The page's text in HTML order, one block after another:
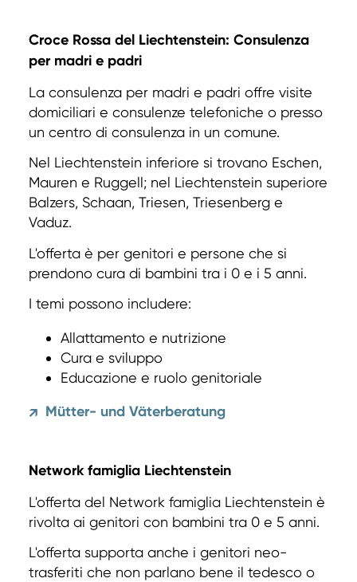
Croce Rossa del Liechtenstein: Consulenza
per madri e padri
La consulenza per madri e padri offre visite
domiciliari e consulenze telefoniche o presso
un centro di consulenza in un comune.
Nel Liechtenstein inferiore si trovano Eschen,
Mauren e Ruggell; nel Liechtenstein superiore
Balzers, Schaan, Triesen, Triesenberg e
Vaduz.
L'offerta è per genitori e persone che si
prendono cura di bambini tra i 0 e i 5 anni.
I temi possono includere:
Allattamento e nutrizione
Cura e sviluppo
Educazione e ruolo genitoriale
↗ Mütter- und Väterberatung
Network famiglia Liechtenstein
L'offerta del Network famiglia Liechtenstein è
rivolta ai genitori con bambini tra 0 e 5 anni.
L'offerta supporta anche i genitori neo-
trasferiti che non parlano bene il tedesco o